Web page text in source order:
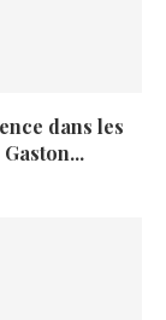
dans les